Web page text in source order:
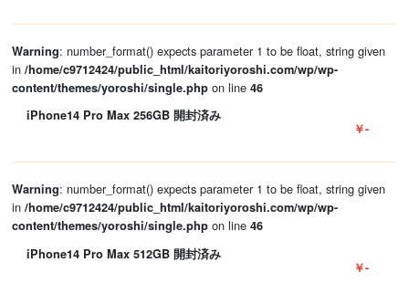
Warning: number_format() expects parameter 1 to be float, string given
in /home/c9712424/public_html/kaitoriyoroshi.com/wp/wp-
content/themes/yoroshi/single.phpon line 46
iPhone14 Pro Max 256GB 開封済み
￥-
Warning: number_format() expects parameter 1 to be float, string given
in /home/c9712424/public_html/kaitoriyoroshi.com/wp/wp-
content/themes/yoroshi/single.phpon line 46
iPhone14 Pro Max 512GB 開封済み
￥-